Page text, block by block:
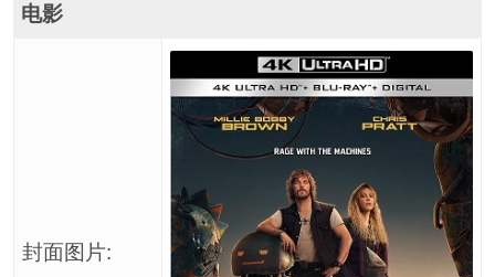
电影
封面图片: